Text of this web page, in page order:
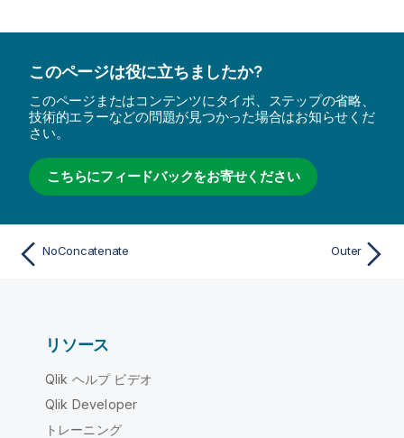
このページは役に立ちましたか?
このページまたはコンテンツにタイポ、ステップの省略、
技術的エラーなどの問題が見つかった場合はお知らせくだ
さい。
こちらにフィードバックをお寄せください
NoConcatenate Outer
リソース
Qlik ヘルプ ビデオ
Qlik Developer
トレーニング